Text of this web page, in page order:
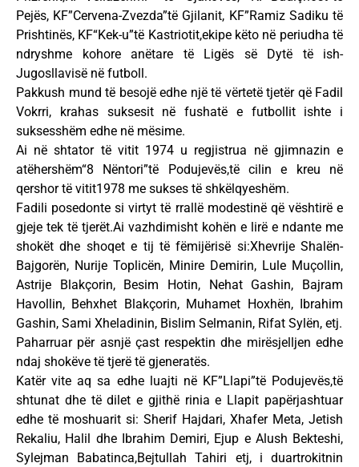
Pejës, KF”Cervena-Zvezda”të Gjilanit, KF”Ramiz Sadiku të
Prishtinës, KF“Kek-u”të Kastriotit,ekipe këto në periudha të
ndryshme kohore anëtare të Ligës së Dytë të ish-
Jugosllavisë në futboll.
Pakkush mund të besojë edhe një të vërtetë tjetër që Fadil
Vokrri, krahas suksesit në fushatë e futbollit ishte i
suksesshëm edhe në mësime.
Ai në shtator të vitit 1974 u regjistrua në gjimnazin e
atëhershëm“8 Nëntori”të Podujevës,të cilin e kreu në
qershor të vitit1978 me sukses të shkëlqyeshëm.
Fadili posedonte si virtyt të rrallë modestinë që vështirë e
gjeje tek të tjerët.Ai vazhdimisht kohën e lirë e ndante me
shokët dhe shoqet e tij të fëmijërisë si:Xhevrije Shalën-
Bajgorën, Nurije Toplicën, Minire Demirin, Lule Muçollin,
Astrije Blakçorin, Besim Hotin, Nehat Gashin, Bajram
Havollin, Behxhet Blakçorin, Muhamet Hoxhën, Ibrahim
Gashin, Sami Xheladinin, Bislim Selmanin, Rifat Sylën, etj.
Paharruar për asnjë çast respektin dhe mirësjelljen edhe
ndaj shokëve të tjerë të gjeneratës.
Katër vite aq sa edhe luajti në KF”Llapi”të Podujevës,të
shtunat dhe të dilet e gjithë rinia e Llapit papërjashtuar
edhe të moshuarit si: Sherif Hajdari, Xhafer Meta, Jetish
Rekaliu, Halil dhe Ibrahim Demiri, Ejup e Alush Bekteshi,
Sylejman Babatinca,Bejtullah Tahiri etj, i duartrokitnin